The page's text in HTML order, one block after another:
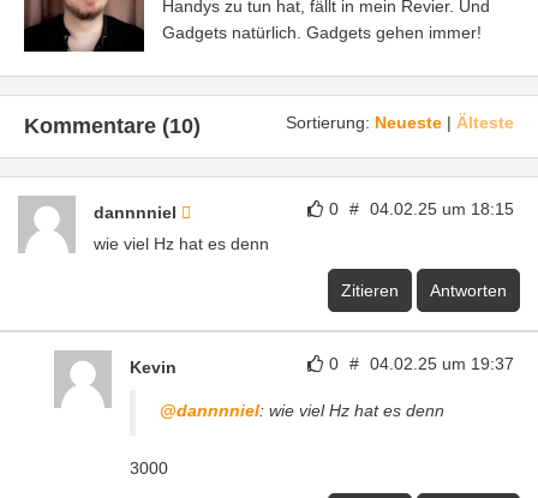
Handys zu tun hat, fällt in mein Revier. Und
Gadgets natürlich. Gadgets gehen immer!
Sortierung: Neueste | Älteste
Kommentare (10)
0 # 04.02.25 um 18:15
dannnniel
wie viel Hz hat es denn
Zitieren Antworten
0 # 04.02.25 um 19:37
Kevin
@dannnniel: wie viel Hz hat es denn
3000